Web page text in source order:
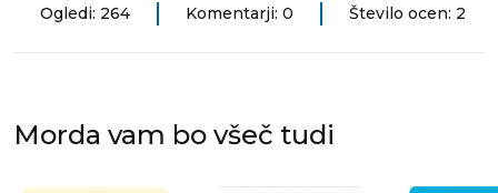
Ogledi: 264 Komentarji: 0 Število ocen: 2
Morda vam bo všeč tudi